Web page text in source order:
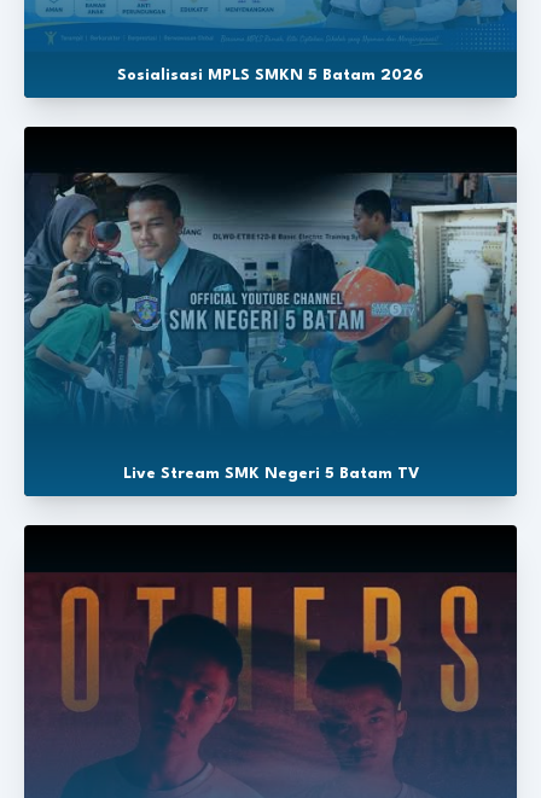
Sosialisasi MPLS SMKN 5 Batam 2026
Live Stream SMK Negeri 5 Batam TV